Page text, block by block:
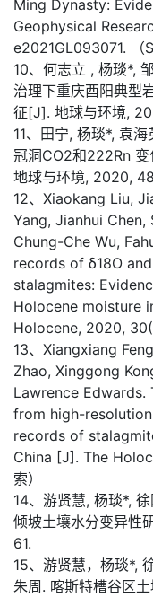
Ming Dynasty:
Geophysical
e2021GL093071. （
10、何志立 , 杨琰*,
治理下重庆酉阳典型
征[J]. 地球与环境,
11、田宁, 杨琰*, 袁
冠洞CO2和222Rn
地球与环境, 2020,
12、Xiaokang Liu,
Yang, Jianhui Chen,
Chung-Che Wu,
records of δ18O
stalagmites:
Holocene moisture
Holocene, 2020,
13、Xiangxiang
Zhao, Xinggong
Lawrence Edwards.
from high-
records of
China [J]. The
索）
14、游贤慧, 杨琰*,
倾坡土壤水分变异性
61.
15、游贤慧，杨琰*,
朱周. 喀斯特槽谷区